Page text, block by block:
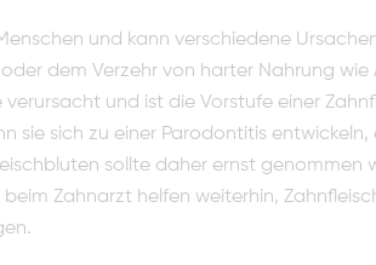
und kann verschiedene
dem Verzehr von harter Nahrung wie
und ist die Vorstufe einer
sie sich zu einer Parodontitis
sollte daher ernst genommen
Zahnarzt helfen weiterhin,